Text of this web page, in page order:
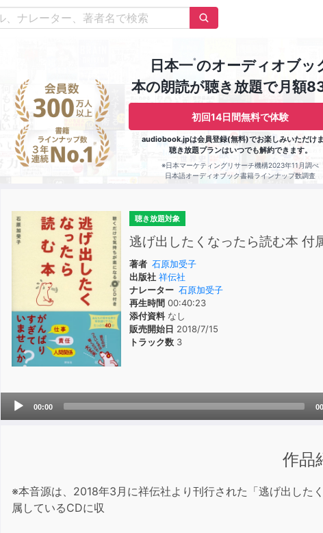
日本一※のオーディオブッ
本の朗読が聴き放題で月額
初回14日間無料で体験
audiobook.jpは会員登録(無料)でお楽しみいただけま
聴き放題プランはいつでも解約できます。
※日本マーケティングリサーチ機構2023年11月調べ
日本語オーディオブック書籍ラインナップ数調査
聴き放題対象
逃げ出したくなったら読む本 付
著者 石原加受子
出版社 祥伝社
ナレーター 石原加受子
再生時間 00:40:23
添付資料なし
販売開始日 2018/7/15
トラック数 3
Audio
Player
00:00
作品
※本音源は、2018年3月に祥伝社より刊行された「逃げ出した
属しているCDに収